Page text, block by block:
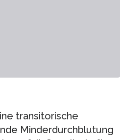
transitorische
Minderdurchblutung